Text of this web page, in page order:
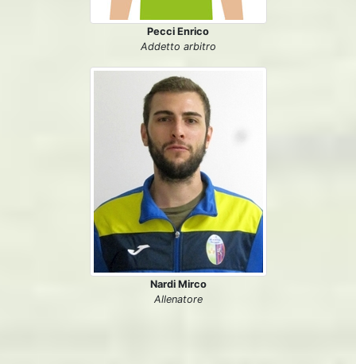
Pecci Enrico
Addetto arbitro
Nardi Mirco
Allenatore